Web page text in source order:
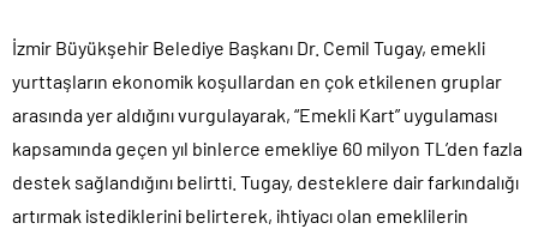
İzmir Büyükşehir Belediye Başkanı Dr. Cemil Tugay, emekli
yurttaşların ekonomik koşullardan en çok etkilenen gruplar
arasında yer aldığını vurgulayarak, “Emekli Kart” uygulaması
kapsamında geçen yıl binlerce emekliye 60 milyon TL’den fazla
destek sağlandığını belirtti. Tugay, desteklere dair farkındalığı
artırmak istediklerini belirterek, ihtiyacı olan emeklilerin